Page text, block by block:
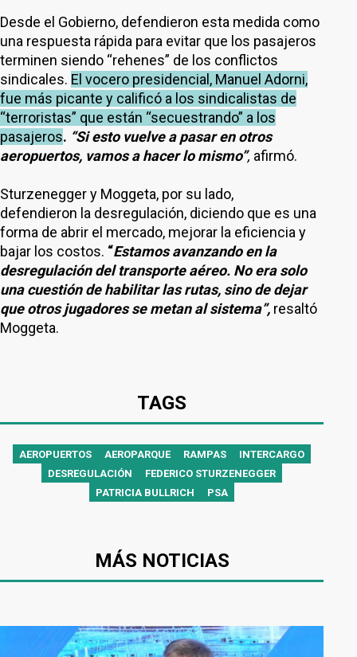
Desde el Gobierno, defendieron esta medida como
una respuesta rápida para evitar que los pasajeros
terminen siendo “rehenes” de los conflictos
sindicales. El vocero presidencial, Manuel Adorni,
fue más picante y calificó a los sindicalistas de
“terroristas” que están “secuestrando” a los
pasajeros. “Si esto vuelve a pasar en otros
aeropuertos, vamos a hacer lo mismo”, afirmó.
Sturzenegger y Moggeta, por su lado,
defendieron la desregulación, diciendo que es una
forma de abrir el mercado, mejorar la eficiencia y
bajar los costos. “Estamos avanzando en la
desregulación del transporte aéreo. No era solo
una cuestión de habilitar las rutas, sino de dejar
que otros jugadores se metan al sistema”, resaltó
Moggeta.
TAGS
AEROPUERTOS AEROPARQUE RAMPAS
INTERCARGO
DESREGULACIÓN
FEDERICO STURZENEGGER
PATRICIA BULLRICH
PSA
MÁS NOTICIAS